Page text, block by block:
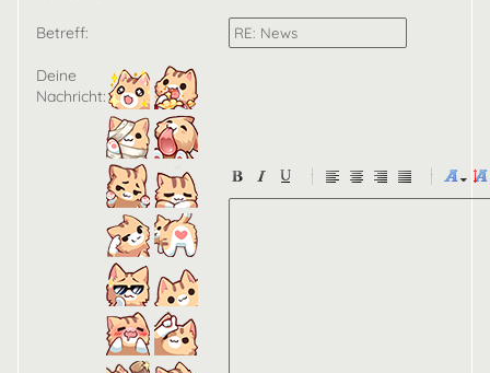
Betreff:
Deine
Nachricht:
-
-
-
-
-
-